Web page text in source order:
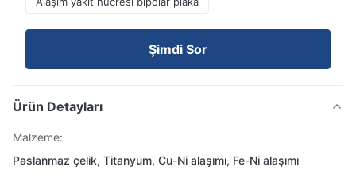
Şimdi Sor
Ürün Detayları
Malzeme:
Paslanmaz çelik, Titanyum, Cu-Ni alaşımı, Fe-Ni alaşımı